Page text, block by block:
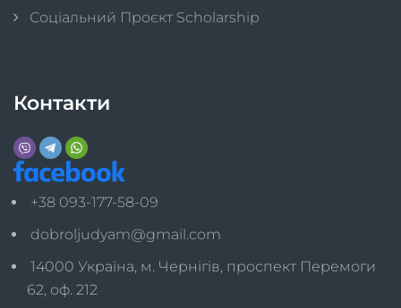
Соціальний Проєкт Scholarship
Контакти
+38 093-177-58-09
dobroljudyam@gmail.com
14000 Україна, м. Чернігів, проспект Перемоги
62, оф. 212